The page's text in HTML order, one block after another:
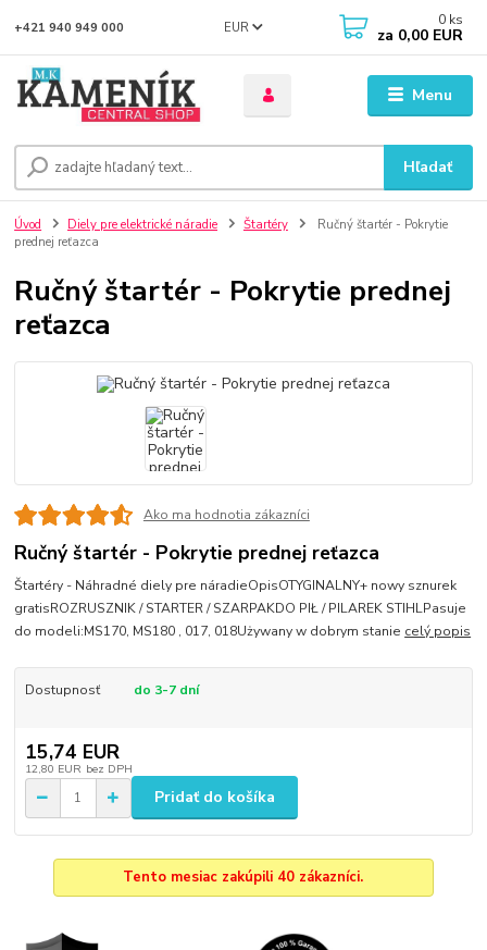
Menu
EUR
Hľadať
+421 940 949 000 0 ks
za 0,00 EUR
Úvod Diely pre elektrické náradie Štartéry
Ručný štartér - Pokrytie
prednej reťazca
Ručný štartér - Pokrytie prednej
reťazca
Ako ma hodnotia zákazníci
Ručný štartér - Pokrytie prednej reťazca
Štartéry - Náhradné diely pre náradieOpisOTYGINALNY+ nowy sznurek
gratisROZRUSZNIK / STARTER / SZARPAKDO PIŁ / PILAREK STIHLPasuje
do modeli:MS170, MS180 , 017, 018Używany w dobrym stanie celý popis
Dostupnosť do 3-7 dní
15,74 EUR
12,80 EUR bez DPH
Pridať do košíka
Tento mesiac zakúpili 40 zákazníci.